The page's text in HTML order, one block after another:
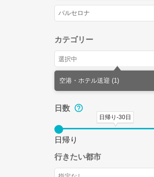
カテゴリー
空港・ホテル送迎 (1)
日数
日帰り
日帰り-30日
行きたい都市